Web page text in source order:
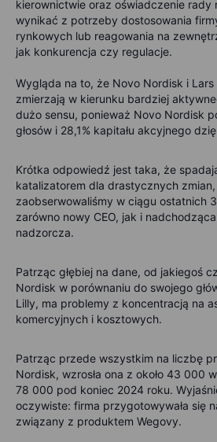
kierownictwie oraz oświadczenie rady
wynikać z potrzeby dostosowania
rynkowych lub reagowania na
jak konkurencja czy regulacje.
Wygląda na to, że Novo Nordisk i Lars
zmierzają w kierunku bardziej
dużo sensu, ponieważ Novo Nordisk
głosów i 28,1% kapitału akcyjnego
Krótka odpowiedź jest taka, że
katalizatorem dla drastycznych
zaobserwowaliśmy w ciągu ostatnich
zarówno nowy CEO, jak i
nadzorcza.
Patrząc głębiej na dane, od jakiegoś
Nordisk w porównaniu do swojego
Lilly, ma problemy z koncentracją na
komercyjnych i kosztowych.
Patrząc przede wszystkim na liczbę
Nordisk, wzrosła ona z około 43 000
78 000 pod koniec 2024 roku.
oczywiste: firma przygotowywała się
związany z produktem Wegovy.